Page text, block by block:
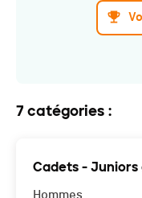
7 catégories :
Cadets - Juniors
Hommes